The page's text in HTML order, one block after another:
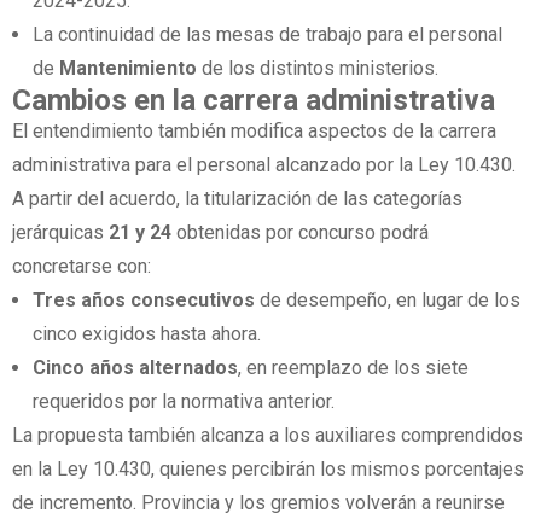
La continuidad de las mesas de trabajo para el personal
de Mantenimiento de los distintos ministerios.
Cambios en la carrera administrativa
El entendimiento también modifica aspectos de la carrera
administrativa para el personal alcanzado por la Ley 10.430.
A partir del acuerdo, la titularización de las categorías
jerárquicas 21 y 24 obtenidas por concurso podrá
concretarse con:
Tres años consecutivos de desempeño, en lugar de los
cinco exigidos hasta ahora.
Cinco años alternados, en reemplazo de los siete
requeridos por la normativa anterior.
La propuesta también alcanza a los auxiliares comprendidos
en la Ley 10.430, quienes percibirán los mismos porcentajes
de incremento. Provincia y los gremios volverán a reunirse